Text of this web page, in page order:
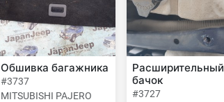
Обшивка багажника
#3737
MITSUBISHI PAJERO
Расширительный
бачок
#3727